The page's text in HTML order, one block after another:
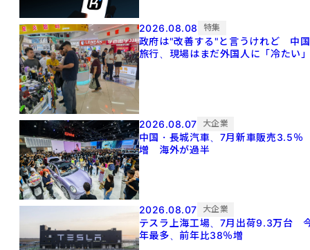
2026.08.08 特集
政府は"改善する"と言うけれど 中国
旅行、現場はまだ外国人に「冷たい
2026.08.07 大企業
中国・長城汽車、7月新車販売3.5％
増 海外が過半
2026.08.07 大企業
テスラ上海工場、7月出荷9.3万台
年最多、前年比38％増